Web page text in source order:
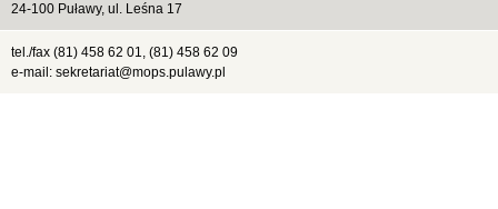
24-100 Puławy, ul. Leśna 17
tel./fax (81) 458 62 01, (81) 458 62 09
e-mail: sekretariat@mops.pulawy.pl